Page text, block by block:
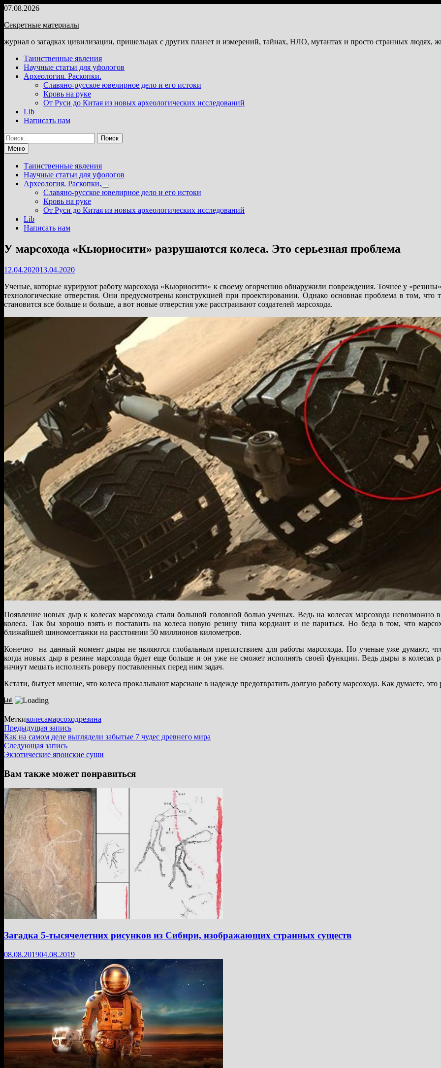
Перейти
содержимому
07.08.2026
Секретные материалы
журнал о загадках цивилизации, пришельцах с других планет и измерений, тайнах, НЛО, мутантах и просто странных людях,
Таинственные явления
Научные статьи для уфологов
Археология. Раскопки.
Славяно-русское ювелирное дело и его истоки
Кровь на руке
От Руси до Китая из новых археологических исследований
Lib
Написать нам
Найти:
Меню
Таинственные явления
Научные статьи для уфологов
Археология. Раскопки.
Показать
подменю
Славяно-русское ювелирное дело и его истоки
Кровь на руке
От Руси до Китая из новых археологических исследований
Lib
Написать нам
У марсохода «Кьюриосити» разрушаются колеса. Это серьезная проблема
12.04.202013.04.2020
Ученые, которые курируют работу марсохода «Кьюриосити» к своему огорчению обнаружили повреждения. Точнее у «резины»
технологические отверстия. Они предусмотрены конструкцией при проектировании. Однако основная проблема в том, что
становится все больше и больше, а вот новые отверстия уже расстраивают создателей марсохода.
Появление новых дыр к колесах марсохода стали большой головной болью ученых. Ведь на колесах марсохода невозможно
колеса. Так бы хорошо взять и поставить на колеса новую резину типа кордиант и не париться. Но беда в том, что
ближайшей шиномонтажки на расстоянии 50 миллионов километров.
Конечно на данный момент дыры не являются глобальным препятствием для работы марсохода. Но ученые уже думают, что
когда новых дыр в резине марсохода будет еще больше и он уже не сможет исполнять своей функции. Ведь дыры в колесах
начнут мешать исполнять роверу поставленных перед ним задач.
Кстати, бытует мнение, что колеса прокалывают марсиане в надежде предотвратить долгую работу марсохода. Как думаете, это
Меткиколесамарсоходрезина
Навигация
по
записям
Предыдущая записьПредыдущая
запись:
Как на самом деле выглядели забытые 7 чудес древнего мира
Следующая записьСледующая
запись:
Экзотические японские суши
Вам также может понравиться
Загадка 5-тысячелетних рисунков из Сибири, изображающих странных существ
08.08.201904.08.2019